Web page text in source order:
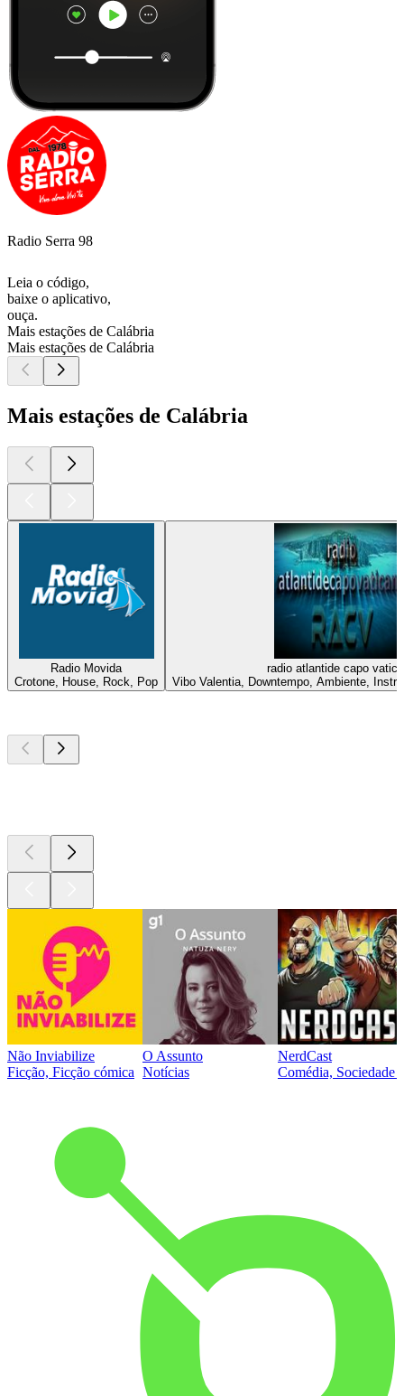
Radio Serra 98
Leia o código,
baixe o aplicativo,
ouça.
Mais estações de Calábria
Mais estações de Calábria
Mais estações de Calábria
Radio Movida
Crotone, House, Rock, Pop
radio atlantide capo
Vibo Valentia, Downtempo, Ambiente,
Não Inviabilize
Ficção, Ficção cómica
O Assunto
Notícias
NerdCast
Comédia, Sociedade